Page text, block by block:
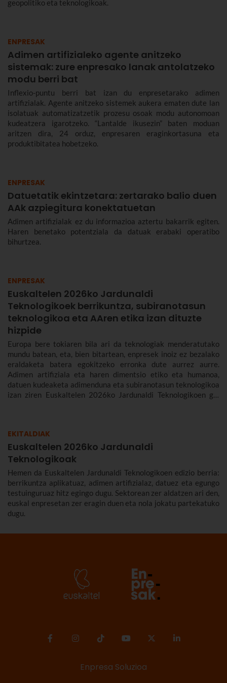
geopolitiko eta teknologikoak.
ENPRESAK
Adimen artifizialeko agente anitzeko
sistemak: zure enpresako lanak antolatzeko
modu berri bat
Inflexio-puntu berri bat izan du enpresetarako adimen
artifizialak. Agente anitzeko sistemek aukera ematen dute lan
isolatuak automatizatzetik prozesu osoak modu autonomoan
kudeatzera igarotzeko. “Lantalde ikusezin” baten moduan
aritzen dira, 24 orduz, enpresaren eraginkortasuna eta
produktibitatea hobetzeko.
ENPRESAK
Datuetatik ekintzetara: zertarako balio duen
AAk azpiegitura konektatuetan
Adimen artifizialak ez du informazioa aztertu bakarrik egiten.
Haren benetako potentziala da datuak erabaki operatibo
bihurtzea.
ENPRESAK
Euskaltelen 2026ko Jardunaldi
Teknologikoek berrikuntza, subiranotasun
teknologikoa eta AAren etika izan dituzte
hizpide
Europa bere tokiaren bila ari da teknologiak menderatutako
mundu batean, eta, bien bitartean, enpresek inoiz ez bezalako
eraldaketa batera egokitzeko erronka dute aurrez aurre.
Adimen artifiziala eta haren dimentsio etiko eta humanoa,
datuen kudeaketa adimenduna eta subiranotasun teknologikoa
izan ziren Euskaltelen 2026ko Jardunaldi Teknologikoen gai
EKITALDIAK
Euskaltelen 2026ko Jardunaldi
Teknologikoak
Hemen da Euskaltelen Jardunaldi Teknologikoen edizio berria:
berrikuntza aplikatuaz, adimen artifizialaz, datuez eta egungo
testuinguruaz hitz egingo dugu. Sektorean zer aldatzen ari den,
euskal enpresetan zer eragin duen eta nola jokatu partekatuko
dugu.
Enpresa Soluzioa